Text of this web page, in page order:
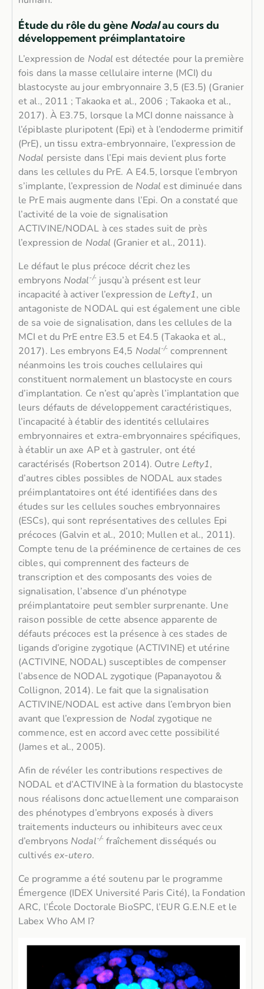
Étude du rôle du gène Nodalau cours du
développement préimplantatoire
L’expression de Nodalest détectée pour la première
fois dans la masse cellulaire interne (MCI) du
blastocyste au jour embryonnaire 3,5 (E3.5) (Granier
et al., 2011 ; Takaoka et al., 2006 ; Takaoka et al.,
2017). À E3.75, lorsque la MCI donne naissance à
l’épiblaste pluripotent (Epi) et à l’endoderme primitif
(PrE), un tissu extra-embryonnaire, l’expression de
Nodal persiste dans l’Epi mais devient plus forte
dans les cellules du PrE. A E4.5, lorsque l’embryon
s’implante, l’expression de Nodal est diminuée dans
le PrE mais augmente dans l’Epi. On a constaté que
l’activité de la voie de signalisation
ACTIVINE/NODAL à ces stades suit de près
l’expression de Nodal (Granier et al., 2011).
Le défaut le plus précoce décrit chez les
embryons Nodal-/- jusqu’à présent est leur
incapacité à activer l’expression de Lefty1, un
antagoniste de NODAL qui est également une cible
de sa voie de signalisation, dans les cellules de la
MCI et du PrE entre E3.5 et E4.5 (Takaoka et al.,
2017). Les embryons E4,5 Nodal-/- comprennent
néanmoins les trois couches cellulaires qui
constituent normalement un blastocyste en cours
d’implantation. Ce n’est qu’après l’implantation que
leurs défauts de développement caractéristiques,
l’incapacité à établir des identités cellulaires
embryonnaires et extra-embryonnaires spécifiques,
à établir un axe AP et à gastruler, ont été
caractérisés (Robertson 2014). Outre Lefty1,
d’autres cibles possibles de NODAL aux stades
préimplantatoires ont été identifiées dans des
études sur les cellules souches embryonnaires
(ESCs), qui sont représentatives des cellules Epi
précoces (Galvin et al., 2010; Mullen et al., 2011).
Compte tenu de la prééminence de certaines de ces
cibles, qui comprennent des facteurs de
transcription et des composants des voies de
signalisation, l’absence d’un phénotype
préimplantatoire peut sembler surprenante. Une
raison possible de cette absence apparente de
défauts précoces est la présence à ces stades de
ligands d’origine zygotique (ACTIVINE) et utérine
(ACTIVINE, NODAL) susceptibles de compenser
l’absence de NODAL zygotique (Papanayotou &
Collignon, 2014). Le fait que la signalisation
ACTIVINE/NODAL est active dans l’embryon bien
avant que l’expression de Nodal zygotique ne
commence, est en accord avec cette possibilité
(James et al., 2005).
Afin de révéler les contributions respectives de
NODAL et d’ACTIVINE à la formation du blastocyste
nous réalisons donc actuellement une comparaison
des phénotypes d’embryons exposés à divers
traitements inducteurs ou inhibiteurs avec ceux
d’embryons Nodal-/- fraîchement disséqués ou
cultivés ex-utero.
Ce programme a été soutenu par le programme
Émergence (IDEX Université Paris Cité), la Fondation
ARC, l’École Doctorale BioSPC, l’EUR G.E.N.E et le
Labex Who AM I?